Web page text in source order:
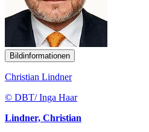
Bildinformationen
Christian Lindner
© DBT/ Inga Haar
Lindner, Christian